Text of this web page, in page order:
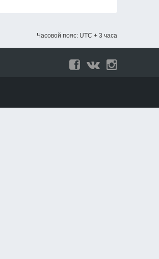
Часовой пояс: UTC + 3 часа